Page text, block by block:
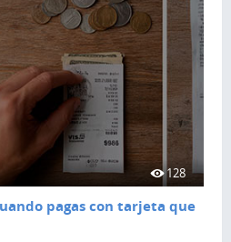
128
pagas con tarjeta que